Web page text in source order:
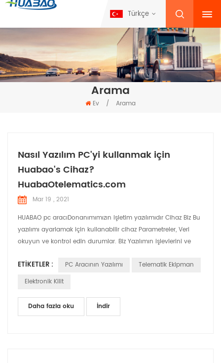
Türkçe
Arama
Ev / Arama
Nasıl Yazılım PC'yi kullanmak için
Huabao's Cihaz?
HuabaOtelematics.com
Mar 19 , 2021
HUABAO pc aracıDonanımımızın işletim yazılımıdır Cihaz Biz Bu
yazılımı ayarlamak için kullanabilir cihaz Parametreler, Veri
okuyun ve kontrol edin durumlar. Biz Yazılımın işlevlerini ve
ETIKETLER : PC Aracının Yazılımı
Telematik Ekipman
Elektronik Kilit
Daha fazla oku İndir